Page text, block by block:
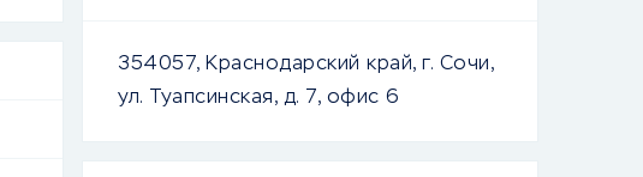
354057, Краснодарский край, г. Сочи,
ул. Туапсинская, д. 7, офис 6